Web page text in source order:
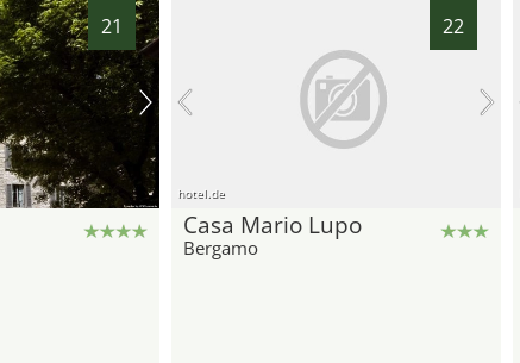
21 22
hotel.de
Casa Mario Lupo
Bergamo